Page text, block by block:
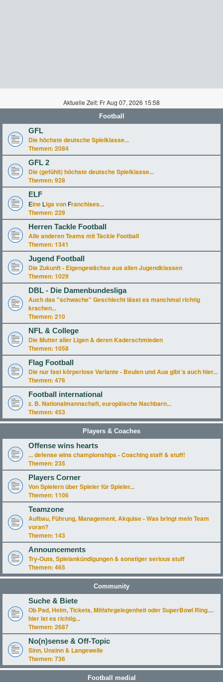
Aktuelle Zeit: Fr Aug 07, 2026 15:58
Football
GFL
Die höchste deutsche Spielklasse...
Themen: 2084
GFL 2
Die (gefühlt) höchste deutsche Spielklasse...
Themen: 928
ELF
Eine L iga von Franchises...
Themen: 229
Herren Tackle Football
Alle anderen Teams mit Tackle Football
Themen: 1341
Jugend Football
Die Zukunft - Eigengewächse aus allen Jugendklassen
Themen: 1029
DBL - Die Damenbundesliga
Auch das "schwache" Geschlecht lässt es manchmal richtig
krachen...
Themen: 210
NFL & College
Die Mutter aller Ligen & deren Kaderschmieden
Themen: 1058
Flag Football
Die nur fast körperlose Variante - Beulen und Aua gibt´s auch hier...
Themen: 476
Football international
z. B. Nationalmannschaft, europäische Nachbarn...
Themen: 453
Players & Coaches
Offense wins hearts
... defense wins championships - Coaching staff & stuff!
Themen: 235
Players Corner
Von Spielern über Spieler für Spieler...
Themen: 1106
Teamzone
Aufbau, Führung, Management, Akquise - Was bringt mein Team
voran?
Themen: 143
Announcements
Try-Outs, Spielankündigungen & sonstiger serious stuff
Themen: 465
Community
Suche & Biete
Ob Pad, Helm, Tickets, Mitfahrgelegenheit oder SuperBowl Ring....
hier ist es richtig...
Themen: 2687
No(n)sense & Off-Topic
Sinn, Unsinn & Langeweile
Themen: 736
Football medial